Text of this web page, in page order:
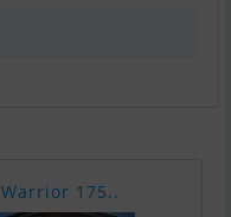
Warrior 175..